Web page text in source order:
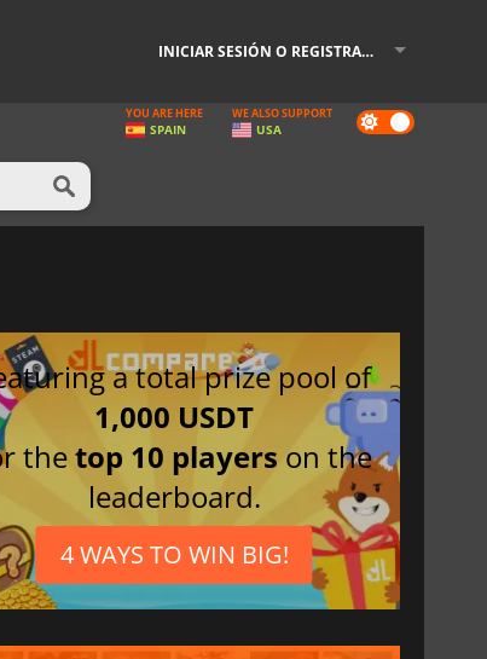
INICIAR SESIÓN O REGISTRARSE
Dark
mode
YOU ARE HERE
SPAIN
WE ALSO SUPPORT
USA
a total prize pool of
1,000 USDT
thetop 10 players on the
leaderboard.
4 WAYS TO WIN BIG!